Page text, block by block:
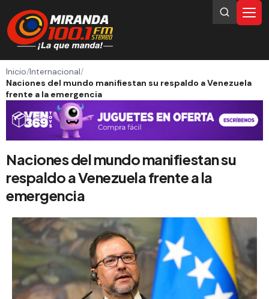
Inicio/Internacional/
Naciones del mundo manifiestan su respaldo a Venezuela
frente a la emergencia
Naciones del mundo manifiestan su
respaldo a Venezuela frente a la
emergencia